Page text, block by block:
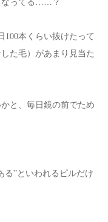
100本くらい抜けたって
た毛）があまり見当た
と、毎日鏡の前でため
る”といわれるピルだけ